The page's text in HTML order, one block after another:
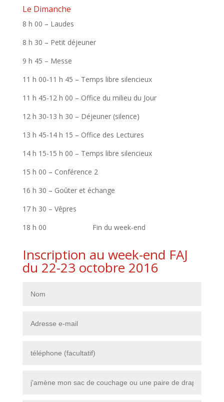
Le Dimanche
8 h 00 – Laudes
8 h 30 – Petit déjeuner
9 h 45 – Messe
11 h 00-11 h 45 – Temps libre silencieux
11 h 45-12 h 00 – Office du milieu du Jour
12 h 30-13 h 30 – Déjeuner (silence)
13 h 45-14 h 15 – Office des Lectures
14 h 15-15 h 00 – Temps libre silencieux
15 h 00 – Conférence 2
16 h 30 – Goûter et échange
17 h 30 – Vêpres
18 h 00 Fin du week-end
Inscription au week-end FAJ
du 22-23 octobre 2016